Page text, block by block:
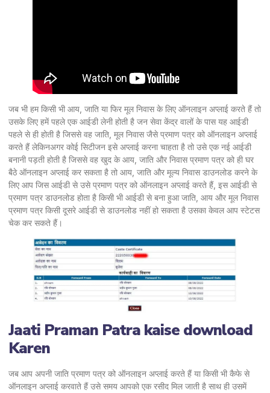
जब भी हम किसी भी आय, जाति या फिर मूल निवास के लिए ऑनलाइन अप्लाई करते हैं तो
उसके लिए हमें पहले एक आईडी लेनी होती है जन सेवा केंद्र वालों के पास यह आईडी
पहले से ही होती है जिससे वह जाति, मूल निवास जैसे प्रमाण पत्र को ऑनलाइन अप्लाई
करते हैं लेकिनअगर कोई सिटीजन इसे अप्लाई करना चाहता है तो उसे एक नई आईडी
बनानी पड़ती होती है जिससे वह खुद के आय, जाति और निवास प्रमाण पत्र को ही घर
बैठे ऑनलाइन अप्लाई कर सकता है तो आय, जाति और मूल्य निवास डाउनलोड करने के
लिए आप जिस आईडी से उसे प्रमाण पत्र को ऑनलाइन अप्लाई करते हैं, इस आईडी से
प्रमाण पत्र डाउनलोड होता है किसी भी आईडी से बना हुआ जाति, आय और मूल निवास
प्रमाण पत्र किसी दूसरे आईडी से डाउनलोड नहीं हो सकता है उसका केवल आप स्टेटस
चेक कर सकते हैं।
Jaati Praman Patra kaise download
Karen
जब आप अपनी जाति प्रमाण पत्र को ऑनलाइन अप्लाई करते हैं या किसी भी कैफे से
ऑनलाइन अप्लाई करवाते हैं उसे समय आपको एक रसीद मिल जाती है साथ ही उसमें